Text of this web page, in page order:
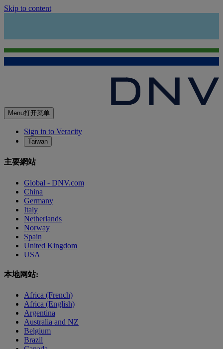
Skip to content
Menu打开菜单
Sign in to Veracity
Taiwan
主要網站
Global - DNV.com
China
Germany
Italy
Netherlands
Norway
Spain
United Kingdom
USA
本地网站:
Africa (French)
Africa (English)
Argentina
Australia and NZ
Belgium
Brazil